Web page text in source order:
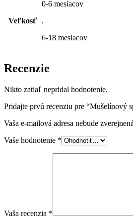
Veľkosť
0-6 mesiacov
,
6-18 mesiacov
Recenzie
Nikto zatiaľ nepridal hodnotenie.
Pridajte prvú recenziu pre “Mušelínový
Vaša e-mailová adresa nebude
Vaše hodnotenie *
Vaša recenzia *